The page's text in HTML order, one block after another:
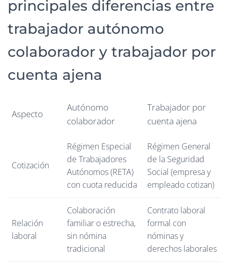
principales diferencias entre
trabajador autónomo
colaborador y trabajador por
cuenta ajena
Aspecto
Autónomo
colaborador
Trabajador por
cuenta ajena
Cotización
Régimen Especial
de Trabajadores
Autónomos (RETA)
con cuota reducida
Régimen General
de la Seguridad
Social (empresa y
empleado cotizan)
Relación
laboral
Colaboración
familiar o estrecha,
sin nómina
tradicional
Contrato laboral
formal con
nóminas y
derechos laborales